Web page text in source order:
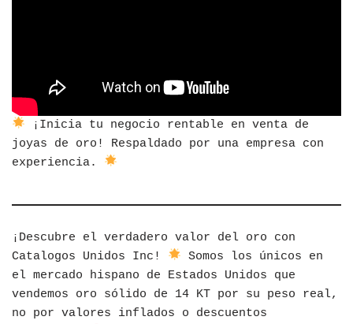
¡Inicia tu negocio rentable en venta de
joyas de oro! Respaldado por una empresa con
experiencia.
¡Descubre el verdadero valor del oro con
Catalogos Unidos Inc!
Somos los únicos en
el mercado hispano de Estados Unidos que
vendemos oro sólido de 14 KT por su peso real,
no por valores inflados o descuentos